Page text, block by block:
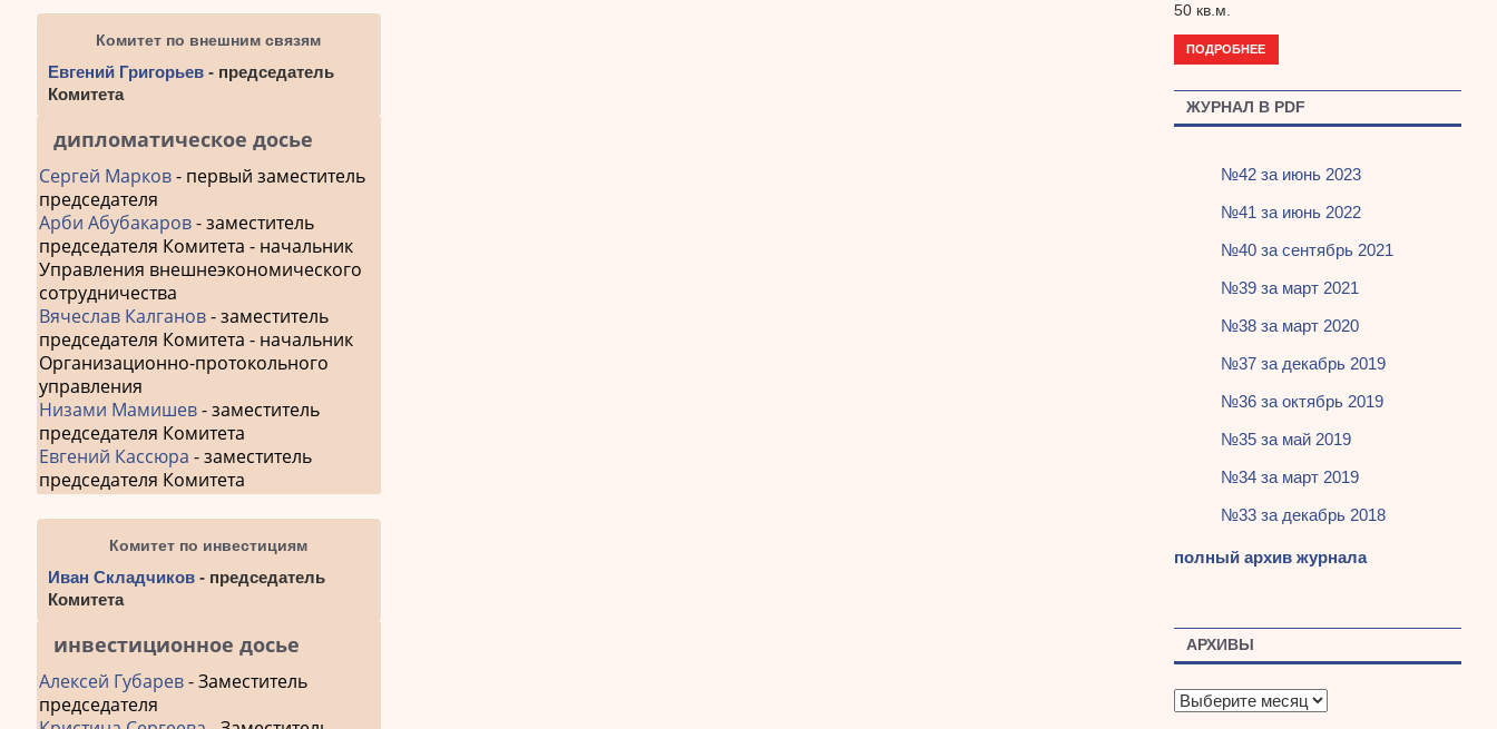
Комитет по внешним связям
Евгений Григорьев - председатель
Комитета
дипломатическое досье
Сергей Марков- первый заместитель
председателя
Арби Абубакаров- заместитель
председателя Комитета - начальник
Управления внешнеэкономического
сотрудничества
Вячеслав Калганов- заместитель
председателя Комитета - начальник
Организационно-протокольного
управления
Низами Мамишев- заместитель
председателя Комитета
Евгений Кассюра - заместитель
председателя Комитета
Комитет по инвестициям
Иван Складчиков - председатель
Комитета
инвестиционное досье
Алексей Губарев- Заместитель
председателя
50 кв.м.
ПОДРОБНЕЕ
ЖУРНАЛ В PDF
№42 за июнь 2023
№41 за июнь 2022
№40 за сентябрь 2021
№39 за март 2021
№38 за март 2020
№37 за декабрь 2019
№36 за октябрь 2019
№35 за май 2019
№34 за март 2019
№33 за декабрь 2018
полный архив журнала
АРХИВЫ
А